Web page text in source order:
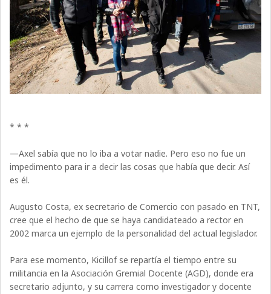
* * *
—Axel sabía que no lo iba a votar nadie. Pero eso no fue un
impedimento para ir a decir las cosas que había que decir. Así
es él.
Augusto Costa, ex secretario de Comercio con pasado en TNT,
cree que el hecho de que se haya candidateado a rector en
2002 marca un ejemplo de la personalidad del actual legislador.
Para ese momento, Kicillof se repartía el tiempo entre su
militancia en la Asociación Gremial Docente (AGD), donde era
secretario adjunto, y su carrera como investigador y docente